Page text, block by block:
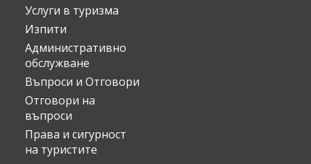
Услуги в туризма
Изпити
Административно
обслужване
Въпроси и Отговори
Отговори на
въпроси
Права и сигурност
на туристите